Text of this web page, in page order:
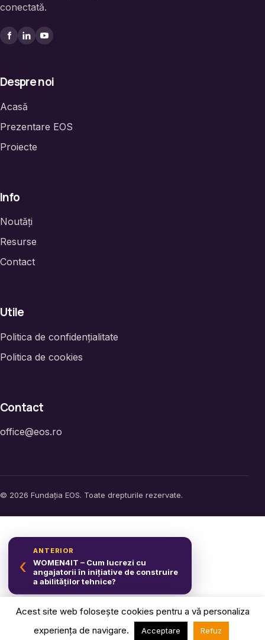
conectată.
Despre noi
Acasă
Prezentare EOS
Proiecte
Info
Noutăți
Resurse
Contact
Utile
Politica de confidențialitate
Politica de cookies
Contact
office@eos.ro
© 2026 Fundația EOS. Toate drepturile rezervate.
Acest site web folosește cookies pentru a vă personaliza
experiența de navigare.
Acceptare Refuz
‹
ANTERIOR
WOMEN4IT – Cum lucrezi cu
angajatorii în inițiative de construire
a abilităților tehnice?
URMĂTOR
Tehnologia nu are Gen |
Thoughtworks Romania
›